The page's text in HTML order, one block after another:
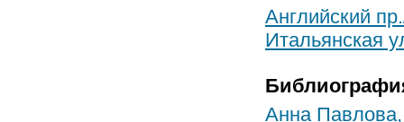
Английский
Итальянская
Анна